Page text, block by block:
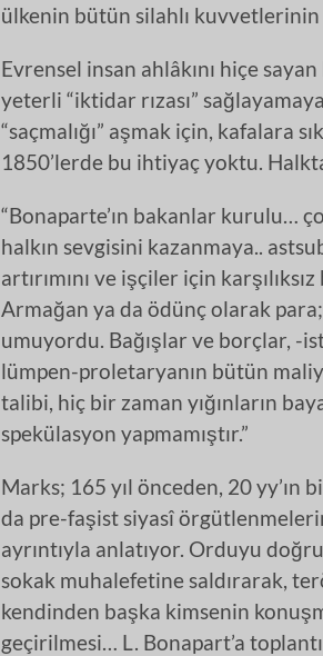
ülkenin bütün silahlı kuvvetlerinin
Evrensel insan ahlâkını hiçe
yeterli “iktidar rızası”
“saçmalığı” aşmak için, kafalara
1850’lerde bu ihtiyaç yoktu.
“Bonaparte’ın bakanlar kurulu…
halkın sevgisini kazanmaya..
artırımını ve işçiler için
Armağan ya da ödünç olarak
umuyordu. Bağışlar ve borçlar, -
lümpen-proletaryanın bütün
talibi, hiç bir zaman yığınların
spekülasyon yapmamıştır.”
Marks; 165 yıl önceden, 20
da pre-faşist siyasî
ayrıntıyla anlatıyor. Orduyu
sokak muhalefetine saldırarak,
kendinden başka kimsenin
geçirilmesi… L. Bonapart’a